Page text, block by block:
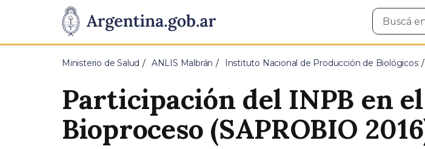
Presidencia
de
Pasar al contenido principal
Buscar
en
Ministerio de Salud ANLIS Malbrán Instituto Nacional de Producción de Biológicos
Participación del INPB en
Bioproceso (SAPROBIO